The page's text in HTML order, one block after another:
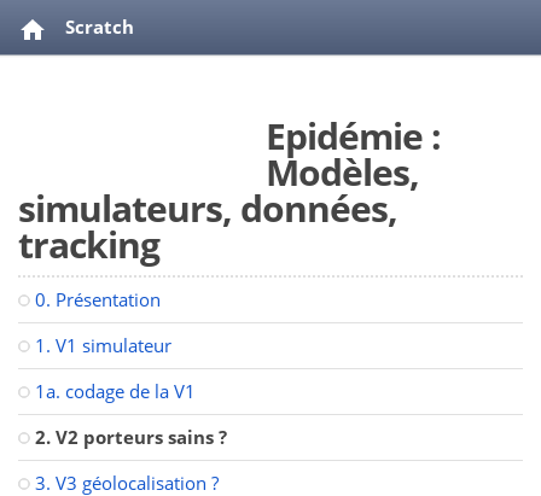
Scratch
Epidémie :
Modèles,
simulateurs, données,
tracking
0. Présentation
1. V1 simulateur
1a. codage de la V1
2. V2 porteurs sains ?
3. V3 géolocalisation ?